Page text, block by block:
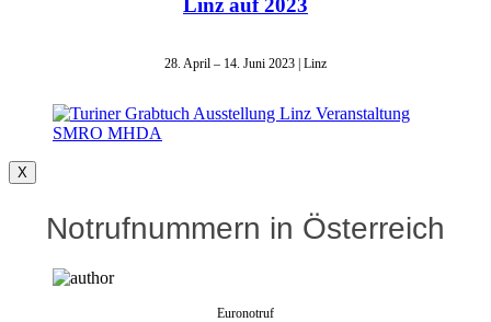
Linz auf 2023
28. April – 14. Juni 2023 | Linz
X
Notrufnummern in Österreich
Euronotruf